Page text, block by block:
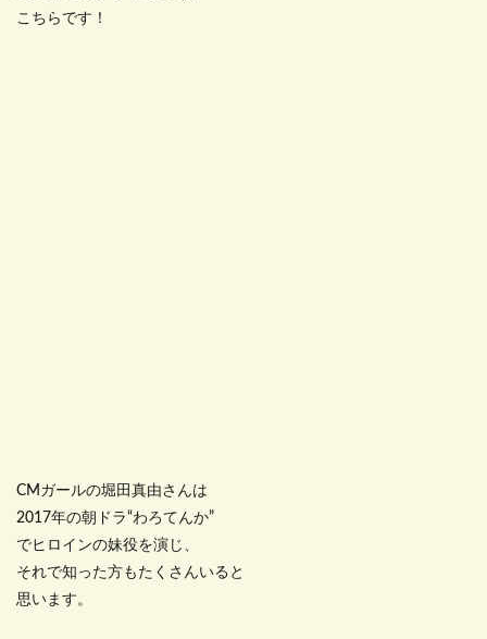
こちらです！
CMガールの堀田真由さんは
2017年の朝ドラ“わろてんか”
でヒロインの妹役を演じ、
それで知った方もたくさんいると
思います。